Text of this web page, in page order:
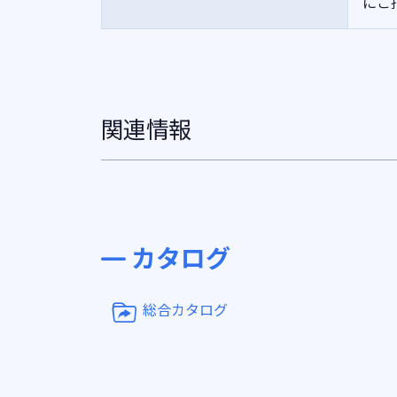
関連情報
カタログ
総合カタログ